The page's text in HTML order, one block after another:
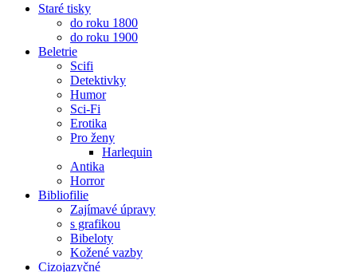
Staré tisky
do roku 1800
do roku 1900
Beletrie
Scifi
Detektivky
Humor
Sci-Fi
Erotika
Pro ženy
Harlequin
Antika
Horror
Bibliofilie
Zajímavé úpravy
s grafikou
Bibeloty
Kožené vazby
Cizojazyčné